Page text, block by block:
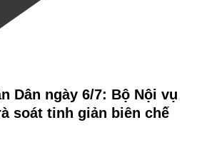
Dân ngày 6/7: Bộ Nội vụ
soát tinh giản biên chế